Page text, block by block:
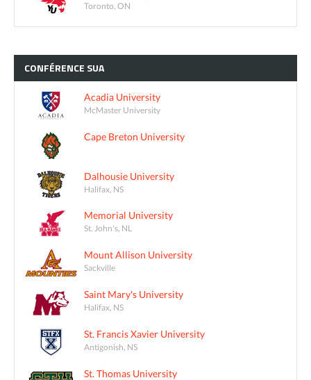
Toronto, ON
CONFÉRENCE SUA
Acadia University
McMaster University
Cape Breton University
Dalhousie University
Halifax, NS
Memorial University
St. John's, NL
Mount Allison University
Sackville
Saint Mary's University
Halifax, NS
St. Francis Xavier University
Antigonish, NS
St. Thomas University